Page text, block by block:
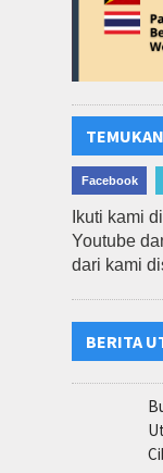
Facebook
Ikuti kami
Youtube
dari kami
BERITA